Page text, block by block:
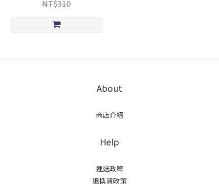
NT$310
About
商店介紹
Help
運送政策
退換貨政策